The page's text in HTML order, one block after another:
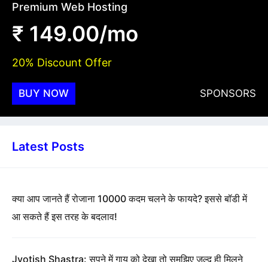
Premium Web Hosting
₹ 149.00/mo
20% Discount Offer
BUY NOW SPONSORS
Latest Posts
क्या आप जानते हैं रोजाना 10000 कदम चलने के फायदे? इससे बॉडी में
आ सकते हैं इस तरह के बदलाव!
Jyotish Shastra: सपने में गाय को देखा तो समझिए जल्द ही मिलने